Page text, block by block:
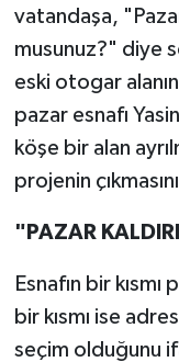
vatandaşa,
musunuz?" diye
eski otogar
pazar esnafı
köşe bir alan
projenin
"PAZAR
Esnafın bir
bir kısmı ise
seçim olduğunu
ŞİRKET
SPOR
YEREL